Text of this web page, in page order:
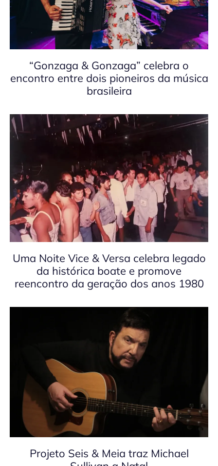
“Gonzaga & Gonzaga” celebra o
encontro entre dois pioneiros da música
brasileira
Uma Noite Vice & Versa celebra legado
da histórica boate e promove
reencontro da geração dos anos 1980
Projeto Seis & Meia traz Michael